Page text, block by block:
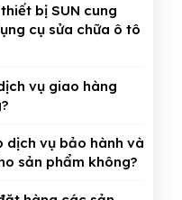
bị SUN cung
cụ sửa chữa ô tô
vụ giao hàng
dịch vụ bảo hành và
sản phẩm không?